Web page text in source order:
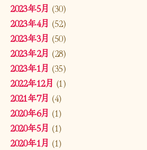
2023年5月 (30)
2023年4月 (52)
2023年3月 (50)
2023年2月 (28)
2023年1月 (35)
2022年12月 (1)
2021年7月 (4)
2020年6月 (1)
2020年5月 (1)
2020年1月 (1)